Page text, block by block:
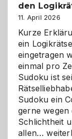
den
11. April 2026
Kurze
ein
eingetragen
einmal pro
Sudoku ist
Sudoku ein
gerne
Schlichtheit
allen…